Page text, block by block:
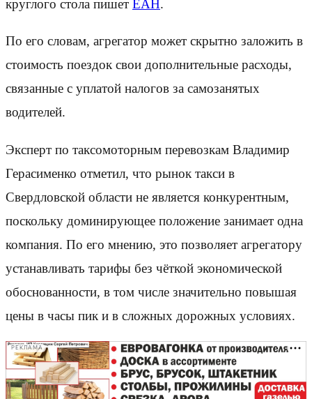
круглого стола пишет ЕАН.
По его словам, агрегатор может скрытно заложить в
стоимость поездок свои дополнительные расходы,
связанные с уплатой налогов за самозанятых
водителей.
Эксперт по таксомоторным перевозкам Владимир
Герасименко отметил, что рынок такси в
Свердловской области не является конкурентным,
поскольку доминирующее положение занимает одна
компания. По его мнению, это позволяет агрегатору
устанавливать тарифы без чёткой экономической
обоснованности, в том числе значительно повышая
цены в часы пик и в сложных дорожных условиях.
РЕКЛАМА